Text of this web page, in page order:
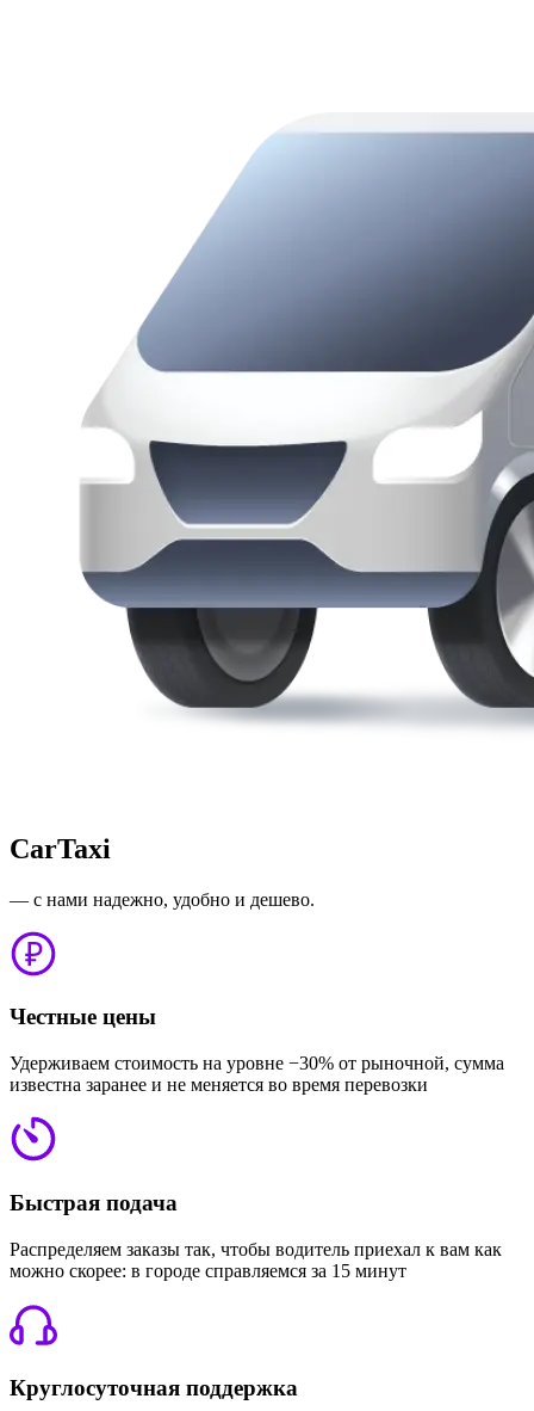
CarTaxi
— с нами надежно, удобно и дешево.
Честные цены
Удерживаем стоимость на уровне −30% от рыночной, сумма
известна заранее и не меняется во время перевозки
Быстрая подача
Распределяем заказы так, чтобы водитель приехал к вам как
можно скорее: в городе справляемся за 15 минут
Круглосуточная поддержка